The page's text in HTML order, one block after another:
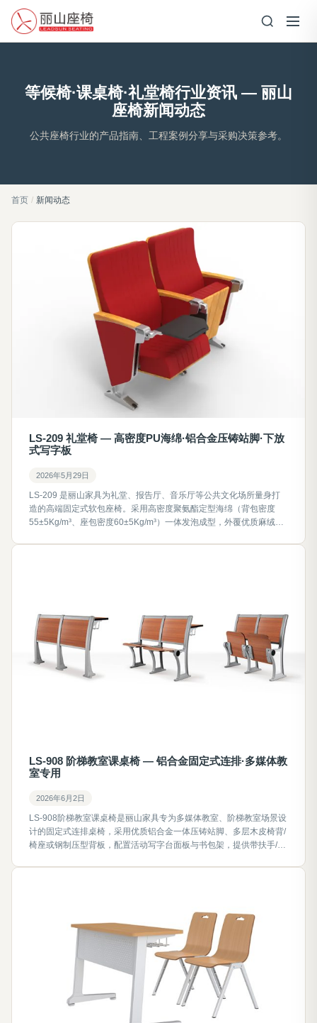
等候椅·课桌椅·礼堂椅行业资讯 — 丽山
座椅新闻动态
公共座椅行业的产品指南、工程案例分享与采购决策参考。
首页 / 新闻动态
LS-209 礼堂椅 — 高密度PU海绵·铝合金压铸站脚·下放
式写字板
2026年5月29日
LS-209 是丽山家具为礼堂、报告厅、音乐厅等公共文化场所量身打
造的高端固定式软包座椅。采用高密度聚氨酯定型海绵（背包密度
55±5Kg/m³、座包密度60±5Kg/m³）一体发泡成型，外覆优质麻绒面
LS-908 阶梯教室课桌椅 — 铝合金固定式连排·多媒体教
室专用
2026年6月2日
LS-908阶梯教室课桌椅是丽山家具专为多媒体教室、阶梯教室场景设
计的固定式连排桌椅，采用优质铝合金一体压铸站脚、多层木皮椅背/
椅座或钢制压型背板，配置活动写字台面板与书包架，提供带扶手/无